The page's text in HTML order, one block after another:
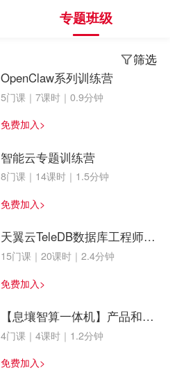
专题班级
筛选
OpenClaw系列训练营
5门课｜7课时｜0.9分钟
免费加入>
智能云专题训练营
8门课｜14课时｜1.5分钟
免费加入>
天翼云TeleDB数据库工程师认
证
15门课｜20课时｜2.4分钟
免费加入>
【息壤智算一体机】产品和交
付培训
4门课｜4课时｜1.2分钟
免费加入>